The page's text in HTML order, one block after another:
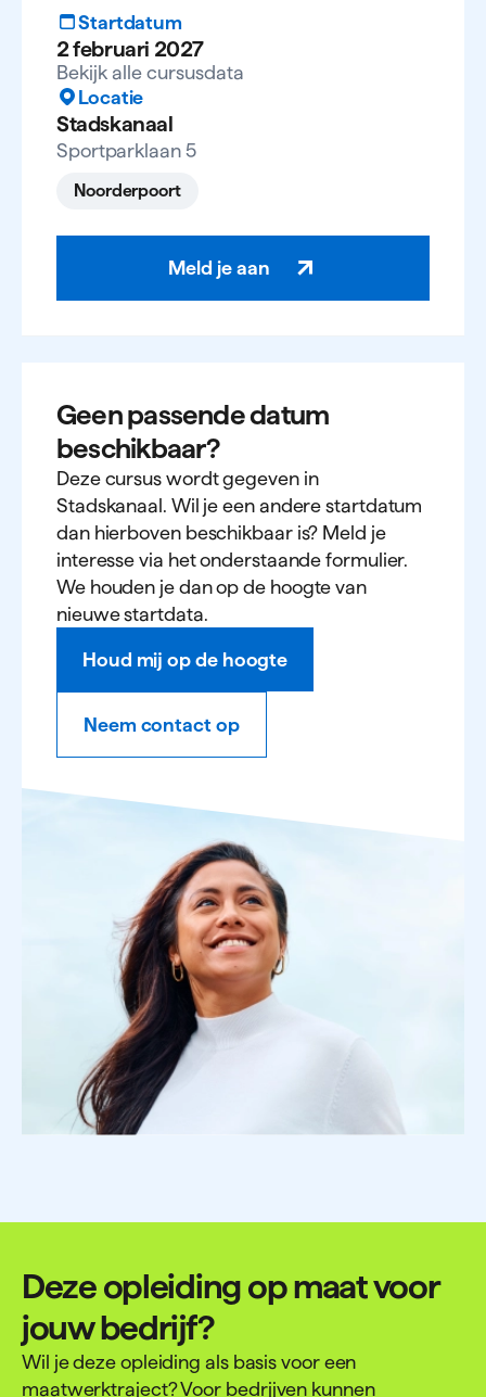
Startdatum
2 februari 2027
Bekijk alle cursusdata
Locatie
Stadskanaal
Sportparklaan 5
Noorderpoort
Meld je aan
Geen passende datum
beschikbaar?
Deze cursus wordt gegeven in
Stadskanaal. Wil je een andere startdatum
dan hierboven beschikbaar is? Meld je
interesse via het onderstaande formulier.
We houden je dan op de hoogte van
nieuwe startdata.
Houd mij op de hoogte
Neem contact op
Deze opleiding op maat voor
jouw bedrijf?
Wil je deze opleiding als basis voor een
maatwerktraject? Voor bedrijven kunnen